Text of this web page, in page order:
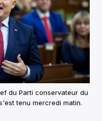
du Parti conservateur du
tenu mercredi matin.